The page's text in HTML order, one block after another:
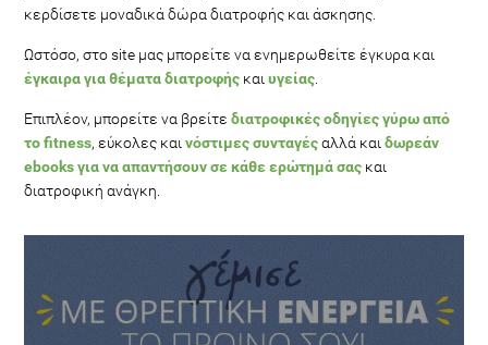
κερδίσετε μοναδικά δώρα διατροφής και άσκησης.
Ωστόσο, στο site μας μπορείτε να ενημερωθείτε έγκυρα και
έγκαιρα για θέματα διατροφής και υγείας
Επιπλέον, μπορείτε να βρείτε διατροφικές οδηγίες γύρω από
το fitness, εύκολες και νόστιμες συνταγέςαλλά και δωρεάν
ebooks για να απαντήσουν σε κάθε ερώτημά σας και
διατροφική ανάγκη.